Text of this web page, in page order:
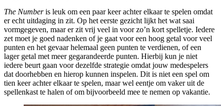
The Numberis leuk om een paar keer achter elkaar te spelen omdat
er echt uitdaging in zit. Op het eerste gezicht lijkt het wat saai
vormgegeven, maar er zit vrij veel in voor zo’n kort spelletje. Iedere
zet moet je goed nadenken of je gaat voor een hoog getal voor veel
punten en het gevaar helemaal geen punten te verdienen, of een
lager getal met meer gegarandeerde punten. Hierbij kun je niet
iedere beurt gaan voor dezelfde strategie omdat jouw medespelers
dat doorhebben en hierop kunnen inspelen. Dit is niet een spel om
tien keer achter elkaar te spelen, maar wel eentje om vaker uit de
spellenkast te halen of om bijvoorbeeld mee te nemen op vakantie.